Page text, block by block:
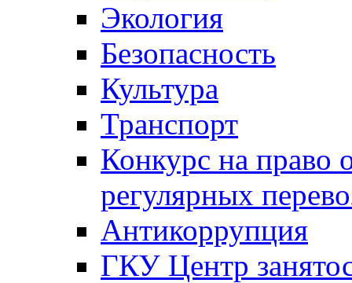
Экология
Безопасность
Культура
Транспорт
Конкурс на право
регулярных
Антикоррупция
ГКУ Центр